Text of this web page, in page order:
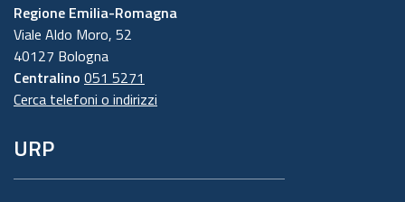
Regione Emilia-Romagna
Viale Aldo Moro, 52
40127 Bologna
Centralino 051 5271
Cerca telefoni o indirizzi
URP